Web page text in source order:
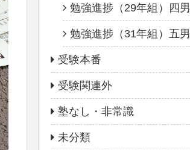
勉強進捗（29年組）四男
勉強進捗（31年組）五男
受験本番
受験関連外
塾なし・非常識
未分類